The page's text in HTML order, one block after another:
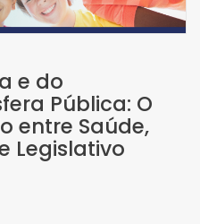
e do
Pública: O
entre Saúde,
Legislativo